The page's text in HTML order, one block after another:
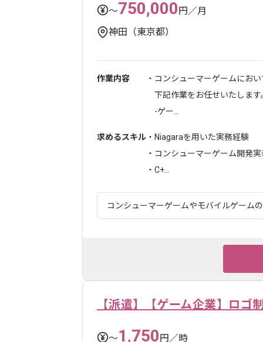
〜750,000円／月
神田（東京都）
作業内容
・コンシューマーゲームにお
下記作業をお任せいたします
-ゲー...
求めるスキル ・Niagaraを用いた実務経験
・コンシューマーゲーム開発
・C+...
コンシューマーゲームやモバイルゲーム
【派遣】【ゲーム企業】ロゴ
〜1,750円／時